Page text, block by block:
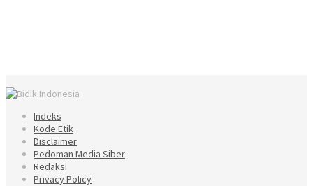
Indeks
Kode Etik
Disclaimer
Pedoman Media Siber
Redaksi
Privacy Policy